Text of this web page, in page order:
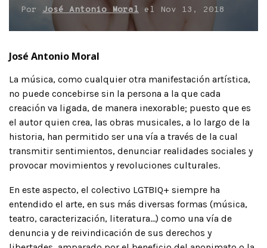
Por José Antonio Moral el Nov 13, 2018
José Antonio Moral
La música, como cualquier otra manifestación artística,
no puede concebirse sin la persona a la que cada
creación va ligada, de manera inexorable; puesto que es
el autor quien crea, las obras musicales, a lo largo de la
historia, han permitido ser una vía a través de la cual
transmitir sentimientos, denunciar realidades sociales y
provocar movimientos y revoluciones culturales.
En este aspecto, el colectivo LGTBIQ+ siempre ha
entendido el arte, en sus más diversas formas (música,
teatro, caracterización, literatura…) como una vía de
denuncia y de reivindicación de sus derechos y